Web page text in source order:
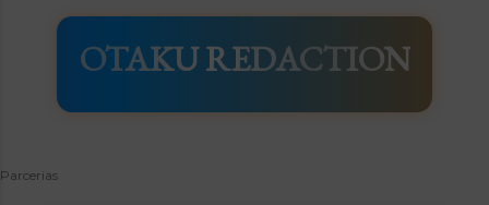
OTAKU REDACTION
Parcerias